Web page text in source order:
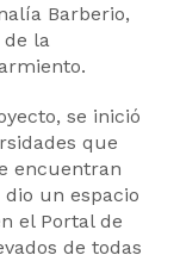
Barberio,
de la
se inició
que
encuentran
un espacio
el Portal de
de todas